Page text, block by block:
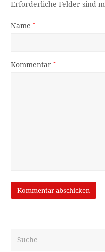
Erforderliche Felder sind
Name*
Kommentar*